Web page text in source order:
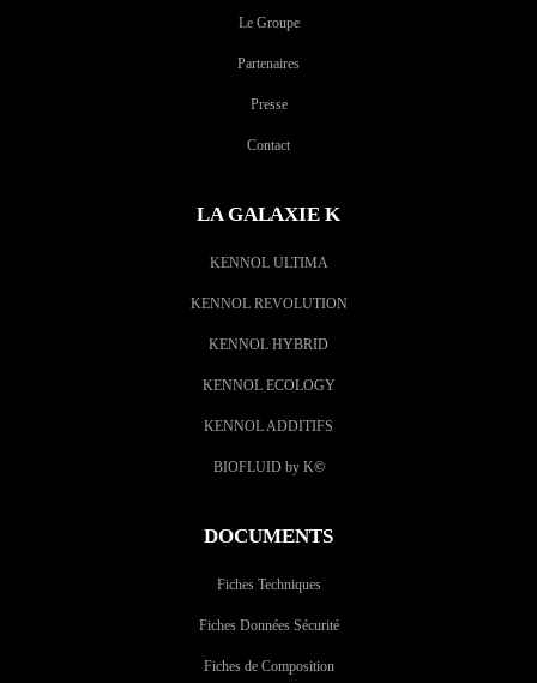
Le Groupe
Partenaires
Presse
Contact
LA GALAXIE K
KENNOL ULTIMA
KENNOL REVOLUTION
KENNOL HYBRID
KENNOL ECOLOGY
KENNOL ADDITIFS
BIOFLUID by K©
DOCUMENTS
Fiches Techniques
Fiches Données Sécurité
Fiches de Composition